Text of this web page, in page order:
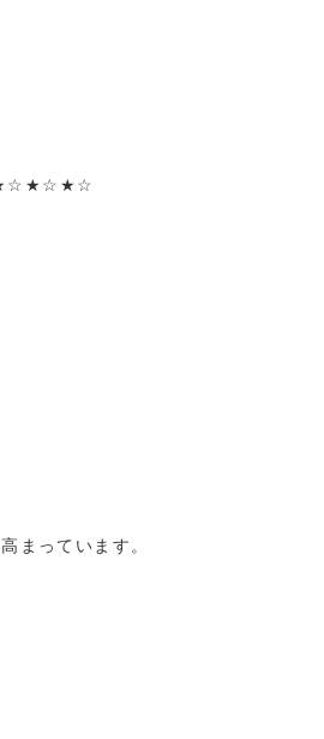
っています。